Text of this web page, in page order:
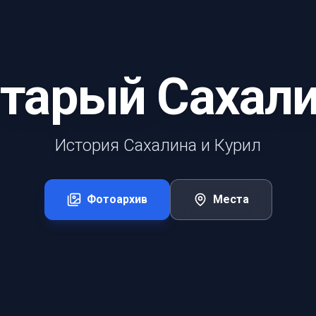
История Сахалина и Курил
Фотоархив Места